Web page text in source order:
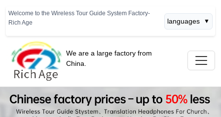
Welcome to the Wireless Tour Guide System Factory-
Rich Age
languages ▼
We are a large factory from
China.